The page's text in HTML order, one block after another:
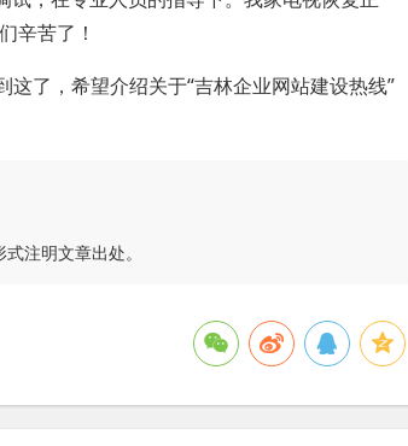
辛苦了！
了，希望介绍关于“吉林企业网站建设热线”
注明文章出处。